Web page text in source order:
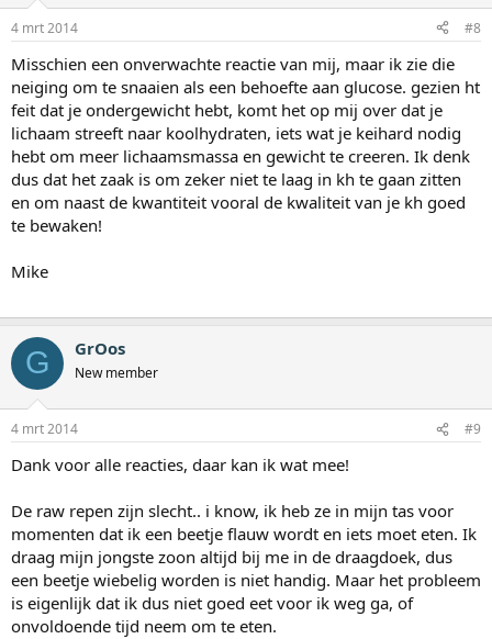
4 mrt 2014 #8
Misschien een onverwachte reactie van mij, maar ik zie die
neiging om te snaaien als een behoefte aan glucose. gezien ht
feit dat je ondergewicht hebt, komt het op mij over dat je
lichaam streeft naar koolhydraten, iets wat je keihard nodig
hebt om meer lichaamsmassa en gewicht te creeren. Ik denk
dus dat het zaak is om zeker niet te laag in kh te gaan zitten
en om naast de kwantiteit vooral de kwaliteit van je kh goed
te bewaken!
Mike
G GrOos
New member
4 mrt 2014 #9
Dank voor alle reacties, daar kan ik wat mee!
De raw repen zijn slecht.. i know, ik heb ze in mijn tas voor
momenten dat ik een beetje flauw wordt en iets moet eten. Ik
draag mijn jongste zoon altijd bij me in de draagdoek, dus
een beetje wiebelig worden is niet handig. Maar het probleem
is eigenlijk dat ik dus niet goed eet voor ik weg ga, of
onvoldoende tijd neem om te eten.